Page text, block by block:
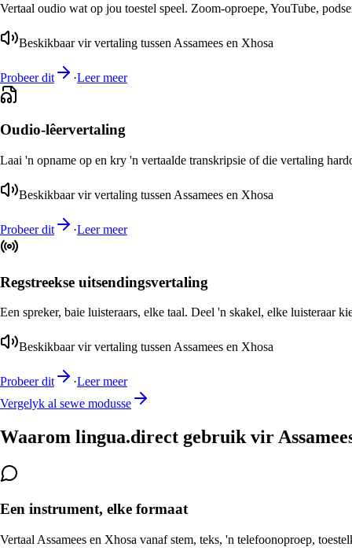
Vertaal oudio wat op jou toestel speel. Zoom-oproepe, YouTube,
Beskikbaar vir vertaling tussen Assamees en Xhosa
Probeer dit ·Leer meer
Oudio-lêervertaling
Laai 'n opname op en kry 'n vertaalde transkripsie of die vertaling
Beskikbaar vir vertaling tussen Assamees en Xhosa
Probeer dit ·Leer meer
Regstreekse uitsendingsvertaling
Een spreker, baie luisteraars, elke taal. Deel 'n skakel, elke luisteraar
Beskikbaar vir vertaling tussen Assamees en Xhosa
Probeer dit ·Leer meer
Vergelyk al sewe modusse
Waarom lingua.direct gebruik vir
Een instrument, elke formaat
Vertaal Assamees en Xhosa vanaf stem, teks, 'n telefoonoproep,